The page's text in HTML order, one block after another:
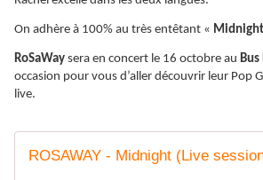
On adhère à 100% au très entêtant « Midnight
RoSaWay sera en concert le 16 octobre au
occasion pour vous d’aller découvrir leur Pop
live.
ROSAWAY - Midnight (Live